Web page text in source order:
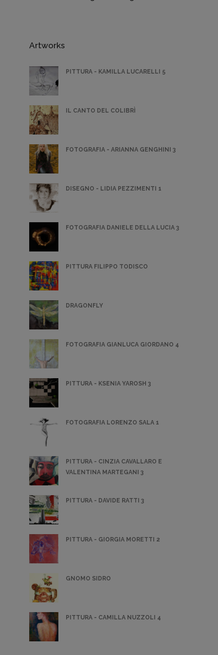
Artworks
PITTURA - KAMILLA LUCARELLI 5
IL CANTO DEL COLIBRÌ
FOTOGRAFIA - ARIANNA GENGHINI 3
DISEGNO - LIDIA PEZZIMENTI 1
FOTOGRAFIA DANIELE DELLA LUCIA 3
PITTURA FILIPPO TODISCO
DRAGONFLY
FOTOGRAFIA GIANLUCA GIORDANO 4
PITTURA - KSENIA YAROSH 3
FOTOGRAFIA LORENZO SALA 1
PITTURA - CINZIA CAVALLARO E
VALENTINA MARTEGANI 3
PITTURA - DAVIDE RATTI 3
PITTURA - GIORGIA MORETTI 2
GNOMO SIDRO
PITTURA - CAMILLA NUZZOLI 4